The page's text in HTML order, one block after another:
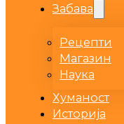
Забава
Рецепти
Магазин
Наука
Хуманост
Историја